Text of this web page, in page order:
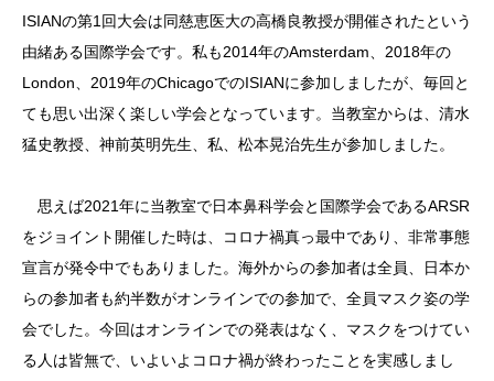
ISIANの第1回大会は同慈恵医大の高橋良教授が開催されたという
由緒ある国際学会です。私も2014年のAmsterdam、2018年の
London、2019年のChicagoでのISIANに参加しましたが、毎回と
ても思い出深く楽しい学会となっています。当教室からは、清水
猛史教授、神前英明先生、私、松本晃治先生が参加しました。
思えば2021年に当教室で日本鼻科学会と国際学会であるARSR
をジョイント開催した時は、コロナ禍真っ最中であり、非常事態
宣言が発令中でもありました。海外からの参加者は全員、日本か
らの参加者も約半数がオンラインでの参加で、全員マスク姿の学
会でした。今回はオンラインでの発表はなく、マスクをつけてい
る人は皆無で、いよいよコロナ禍が終わったことを実感しまし